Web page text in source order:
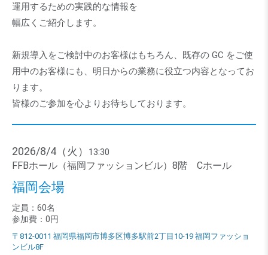
運用するための実践的な情報を
幅広くご紹介します。
新規導入をご検討中のお客様はもちろん、既存の GC をご使
用中のお客様にも、明日からの業務に役立つ内容となってお
ります。
皆様のご参加を心よりお待ちしております。
2026/8/4（火） 13:30
FFBホール（福岡ファッションビル）8階 Cホール
福岡会場
定員：60名
参加費：0円
〒812-0011 福岡県福岡市博多区博多駅前2丁目10-19 福岡ファッショ
ンビル8F